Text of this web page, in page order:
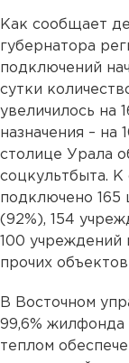
Как сообщает
губернатора
подключений
сутки
увеличилось на
назначения – на
столице Урала
соцкультбыта. К
подключено 165
(92%), 154
100 учреждений
прочих
В Восточном
99,6% жилфонда
теплом